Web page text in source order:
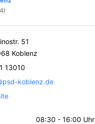
51
Koblenz
13010
koblenz.de
08:30 - 16:00 Uhr